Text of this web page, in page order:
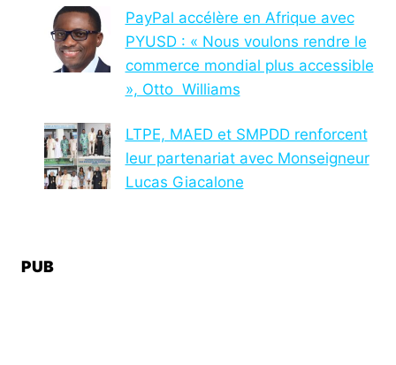
PayPal accélère en Afrique avec
PYUSD : « Nous voulons rendre le
commerce mondial plus accessible
», Otto Williams
LTPE, MAED et SMPDD renforcent
leur partenariat avec Monseigneur
Lucas Giacalone
PUB